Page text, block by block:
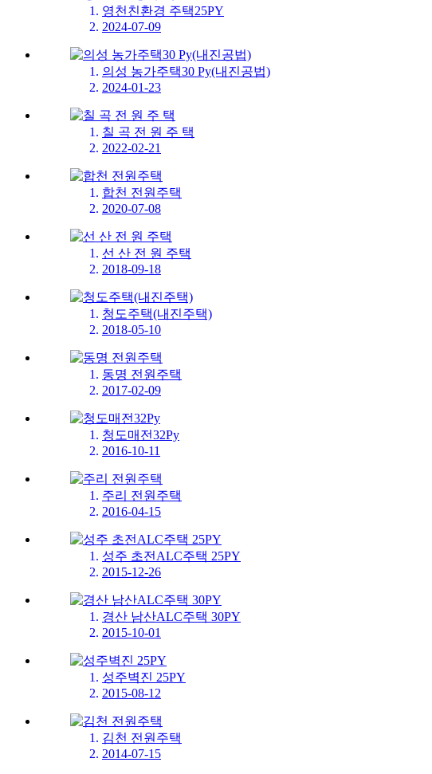
영천친환경 주택25PY
2024-07-09
의성 농가주택30 Py(내진공법)
2024-01-23
칠 곡 전 원 주 택
2022-02-21
합천 전원주택
2020-07-08
선 산 전 원 주택
2018-09-18
청도주택(내진주택)
2018-05-10
동명 전원주택
2017-02-09
청도매전32Py
2016-10-11
주리 전원주택
2016-04-15
성주 초전ALC주택 25PY
2015-12-26
경산 남산ALC주택 30PY
2015-10-01
성주벽진 25PY
2015-08-12
김천 전원주택
2014-07-15